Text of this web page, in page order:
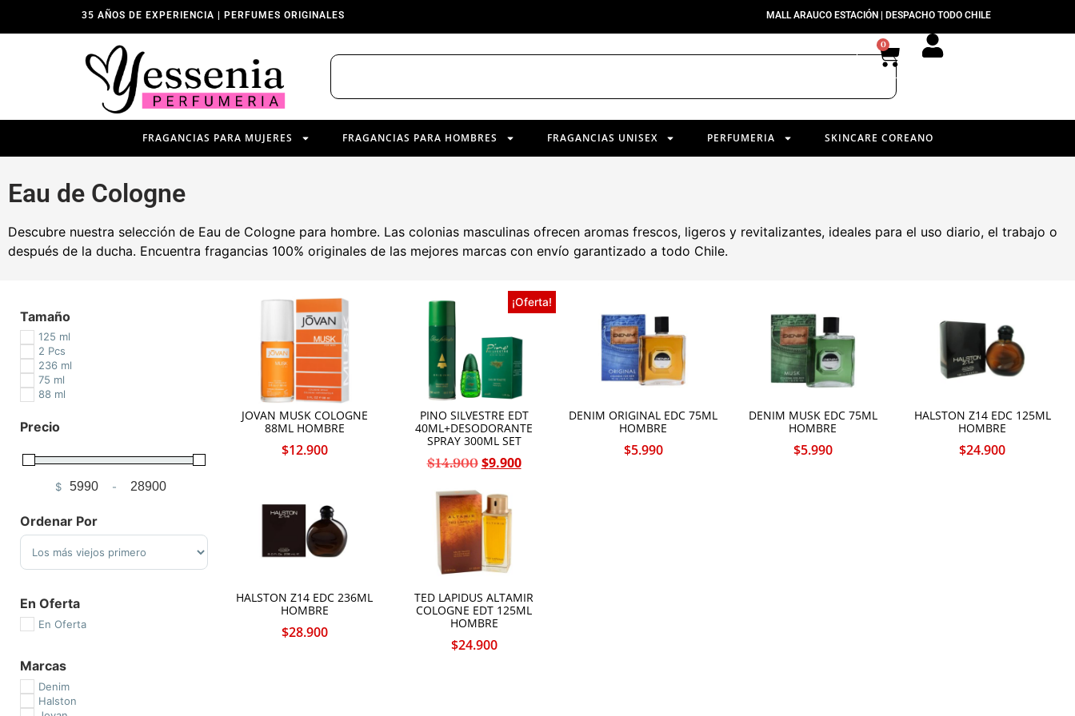
35 AÑOS DE EXPERIENCIA | PERFUMES ORIGINALES MALL ARAUCO ESTACIÓN | DESPACHO TODO CHILE
0
FRAGANCIAS PARA MUJERES FRAGANCIAS PARA HOMBRES FRAGANCIAS UNISEX PERFUMERIA SKINCARE COREANO
Eau de Cologne
Descubre nuestra selección de Eau de Cologne para hombre. Las colonias masculinas ofrecen aromas frescos, ligeros y revitalizantes, ideales para el uso diario, el trabajo o
después de la ducha. Encuentra fragancias 100% originales de las mejores marcas con envío garantizado a todo Chile.
Tamaño
125 ml
2 Pcs
236 ml
75 ml
88 ml
Precio
$ Minimum Price
-Maximum Price
Ordenar Por
Sort Products
En Oferta
En Oferta
Marcas
Denim
Halston
JOVAN MUSK COLOGNE
88ML HOMBRE
$12.900
¡Oferta!
PINO SILVESTRE EDT
40ML+DESODORANTE
SPRAY 300ML SET
$14.900 $9.900
DENIM ORIGINAL EDC 75ML
HOMBRE
$5.990
DENIM MUSK EDC 75ML
HOMBRE
$5.990
HALSTON Z14 EDC 125ML
HOMBRE
$24.900
HALSTON Z14 EDC 236ML
HOMBRE
$28.900
TED LAPIDUS ALTAMIR
COLOGNE EDT 125ML
HOMBRE
$24.900